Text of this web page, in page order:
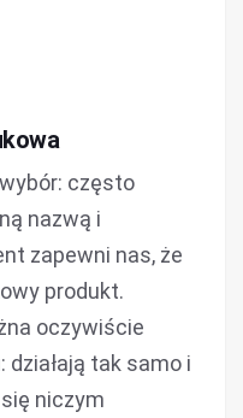
często
nazwą i
zapewni nas, że
produkt.
oczywiście
tak samo i
niczym